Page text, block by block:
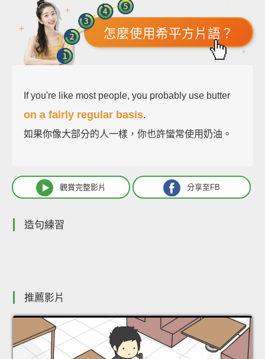
怎麼使用希平方片語？
If you're like most people, you probably use butter
on a fairly regular basis.
如果你像大部分的人一樣，你也許蠻常使用奶油。
觀賞完整影片 分享至FB
造句練習
推薦影片